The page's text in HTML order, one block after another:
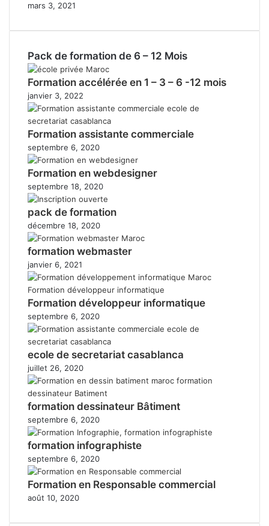
mars 3, 2021
Pack de formation de 6 – 12 Mois
Formation accélérée en 1 – 3 – 6 -12 mois
janvier 3, 2022
Formation assistante commerciale
septembre 6, 2020
Formation en webdesigner
septembre 18, 2020
pack de formation
décembre 18, 2020
formation webmaster
janvier 6, 2021
Formation développeur informatique
septembre 6, 2020
ecole de secretariat casablanca
juillet 26, 2020
formation dessinateur Bâtiment
septembre 6, 2020
formation infographiste
septembre 6, 2020
Formation en Responsable commercial
août 10, 2020